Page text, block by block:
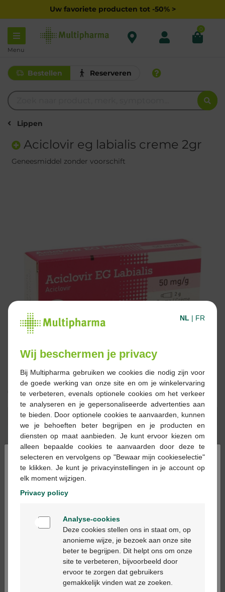
Uw favoriete producten tot -50% >
Menu
0
Bestellen Reserveren
Lippen
Aciclovir eg labialis creme 2gr
Geneesmiddel zonder voorschift
€ 7,90
Bestellen Reserveren
Op voorraad online
- +
Max. aantal = 3
werkdag geleverd
levering in je Multipharma apotheek
levering thuis vanaf €55
betalen
Klantendienstvia chat ofcontactformulier
×
Bienvenue
Ga verder in het nederlands
Continuez en français
NL | FR
Wij beschermen je privacy
Bij Multipharma gebruiken we cookies die nodig zijn voor
de goede werking van onze site en om je winkelervaring
te verbeteren, evenals optionele cookies om het verkeer
te analyseren en je gepersonaliseerde advertenties aan
te bieden. Door optionele cookies te aanvaarden, kunnen
we je behoeften beter begrijpen en je producten en
diensten op maat aanbieden. Je kunt ervoor kiezen om
alleen bepaalde cookies te aanvaarden door deze te
selecteren en vervolgens op "Bewaar mijn cookieselectie"
te klikken. Je kunt je privacyinstellingen in je account op
elk moment wijzigen.
Privacy policy
Analyse-cookies
Deze cookies stellen ons in staat om, op
anonieme wijze, je bezoek aan onze site
beter te begrijpen. Dit helpt ons om onze
site te verbeteren, bijvoorbeeld door
ervoor te zorgen dat gebruikers
gemakkelijk vinden wat ze zoeken.